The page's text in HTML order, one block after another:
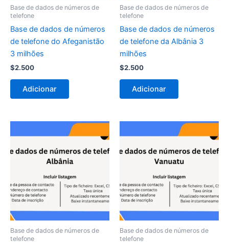
Base de dados de números de
telefone
Base de dados de números
de telefone do Afeganistão
3 milhões
$2.500
Adicionar
Base de dados de números de
telefone
Base de dados de números
de telefone da Albânia 3
milhões
$2.500
Adicionar
Base de dados de números de
telefone
Base de dados de números de
telefone